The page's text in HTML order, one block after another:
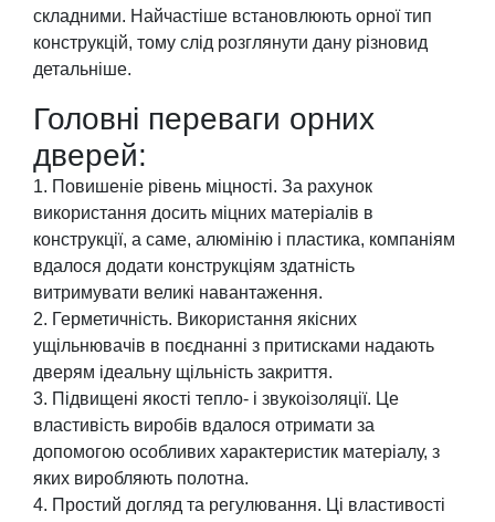
складними. Найчастіше встановлюють орної тип
конструкцій, тому слід розглянути дану різновид
детальніше.
Головні переваги орних
дверей:
Повишеніе рівень міцності. За рахунок
використання досить міцних матеріалів в
конструкції, а саме, алюмінію і пластика, компаніям
вдалося додати конструкціям здатність
витримувати великі навантаження.
Герметичність. Використання якісних
ущільнювачів в поєднанні з притисками надають
дверям ідеальну щільність закриття.
Підвищені якості тепло- і звукоізоляції. Це
властивість виробів вдалося отримати за
допомогою особливих характеристик матеріалу, з
яких виробляють полотна.
Простий догляд та регулювання. Ці властивості